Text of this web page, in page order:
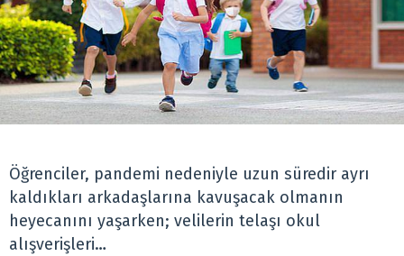
Öğrenciler, pandemi nedeniyle uzun süredir ayrı
kaldıkları arkadaşlarına kavuşacak olmanın
heyecanını yaşarken; velilerin telaşı okul
alışverişleri…